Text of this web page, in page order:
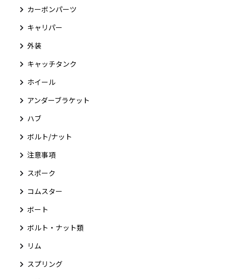
カーボンパーツ
キャリパー
外装
キャッチタンク
ホイール
アンダーブラケット
ハブ
ボルト/ナット
注意事項
スポーク
コムスター
ボート
ボルト・ナット類
リム
スプリング